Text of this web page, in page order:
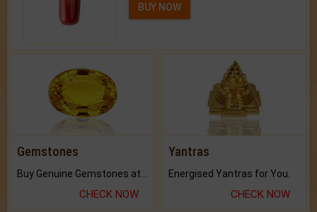
BUY NOW
Gemstones
CHECK NOW
Yantras
Energised Yantras for You.
CHECK NOW